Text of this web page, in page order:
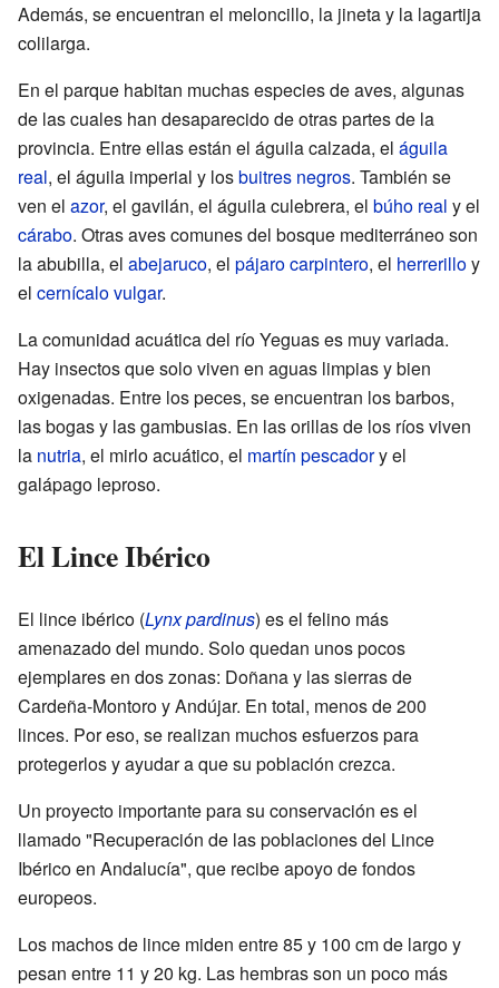
Además, se encuentran el meloncillo, la jineta y la lagartija
colilarga.
En el parque habitan muchas especies de aves, algunas
de las cuales han desaparecido de otras partes de la
provincia. Entre ellas están el águila calzada, el águila
real, el águila imperial y losbuitres negros. También se
ven el azor, el gavilán, el águila culebrera, el búho real y el
cárabo. Otras aves comunes del bosque mediterráneo son
la abubilla, el abejaruco, el pájaro carpintero, el herrerilloy
el cernícalo vulgar.
La comunidad acuática del río Yeguas es muy variada.
Hay insectos que solo viven en aguas limpias y bien
oxigenadas. Entre los peces, se encuentran los barbos,
las bogas y las gambusias. En las orillas de los ríos viven
la nutria, el mirlo acuático, el martín pescadory el
galápago leproso.
El Lince Ibérico
El lince ibérico (Lynx pardinus) es el felino más
amenazado del mundo. Solo quedan unos pocos
ejemplares en dos zonas: Doñana y las sierras de
Cardeña-Montoro y Andújar. En total, menos de 200
linces. Por eso, se realizan muchos esfuerzos para
protegerlos y ayudar a que su población crezca.
Un proyecto importante para su conservación es el
llamado "Recuperación de las poblaciones del Lince
Ibérico en Andalucía", que recibe apoyo de fondos
europeos.
Los machos de lince miden entre 85 y 100 cm de largo y
pesan entre 11 y 20 kg. Las hembras son un poco más